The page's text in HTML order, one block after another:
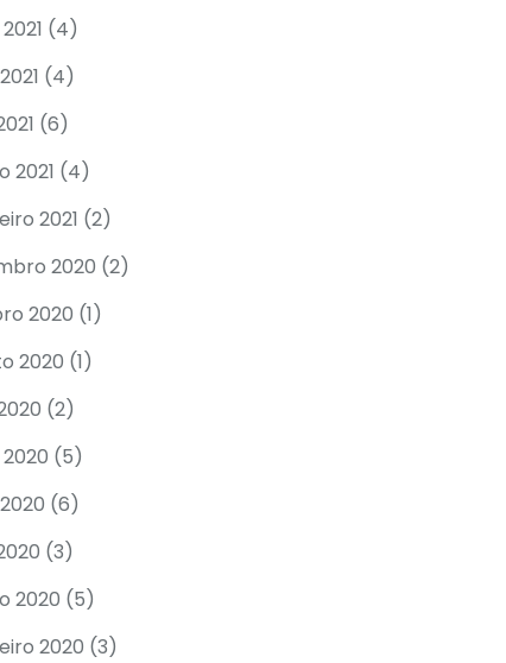
(4)
(4)
(6)
2021 (4)
2021 (2)
2020 (2)
2020 (1)
2020 (1)
(2)
(5)
(6)
(3)
2020 (5)
2020 (3)